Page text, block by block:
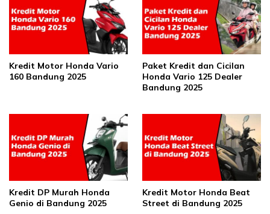
Kredit Motor Honda Vario
160 Bandung 2025
Paket Kredit dan Cicilan
Honda Vario 125 Dealer
Bandung 2025
Kredit DP Murah Honda
Genio di Bandung 2025
Kredit Motor Honda Beat
Street di Bandung 2025